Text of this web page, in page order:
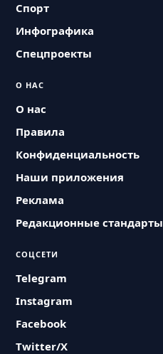
Спорт
Инфографика
Спецпроекты
О НАС
О нас
Правила
Конфиденциальность
Наши приложения
Реклама
Редакционные стандарты
СОЦСЕТИ
Telegram
Instagram
Facebook
Twitter/X